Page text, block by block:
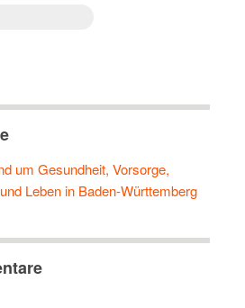
um Gesundheit, Vorsorge,
Leben in Baden-Württemberg